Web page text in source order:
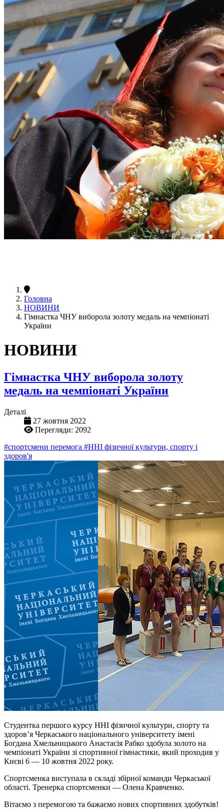
Головна
НОВИНИ
Гімнастка ЧНУ виборола золоту медаль на чемпіонаті
України
НОВИНИ
Гімнастка ЧНУ виборола золоту
медаль на чемпіонаті України
Деталі
27 жовтня 2022
Перегляди: 2092
#спортсмени перемога #ННІ фізичної культури, спорту і
здоров'я
Студентка першого курсу ННІ фізичної культури, спорту та
здоров’я Черкаського національного університету імені
Богдана Хмельницького Анастасія Рабко здобула золото на
чемпіонаті України зі спортивної гімнастики, який проходив у
Києві 6 — 10 жовтня 2022 року.
Спортсменка виступала в складі збірної команди Черкаської
області. Тренерка спортсменки — Олена Кравченко.
Вітаємо з перемогою та бажаємо нових спортивних здобутків!